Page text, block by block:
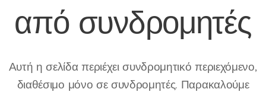
από συνδρομητές
Αυτή η σελίδα περιέχει συνδρομητικό περιεχόμενο,
διαθέσιμο μόνο σε συνδρομητές. Παρακαλούμε